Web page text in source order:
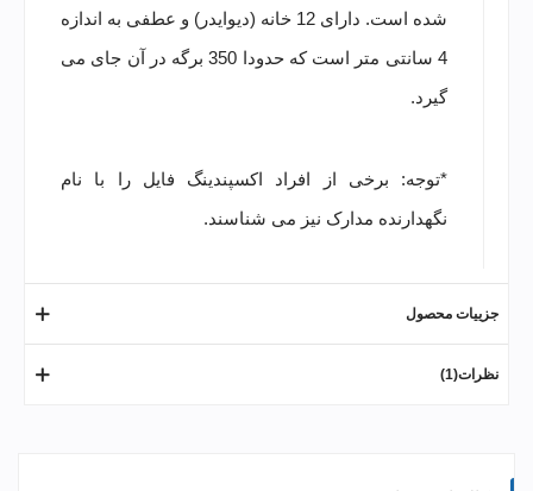
شده است. دارای 12 خانه (دیوایدر) و عطفی به اندازه
4 سانتی متر است که حدودا 350 برگه در آن جای می
گیرد.
*توجه: برخی از افراد اکسپندینگ فایل را با نام
نگهدارنده مدارک نیز می شناسند.
جزییات محصول
نظرات(1)